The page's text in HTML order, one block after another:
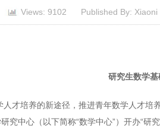
Views: 9102 Published By: Xiaoni
研究生数学
才培养的新途径，推进青年数学人才培
究中心（以下简称“数学中心”）开办“研